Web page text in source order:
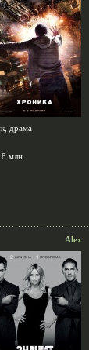
драма
млн.
Alex